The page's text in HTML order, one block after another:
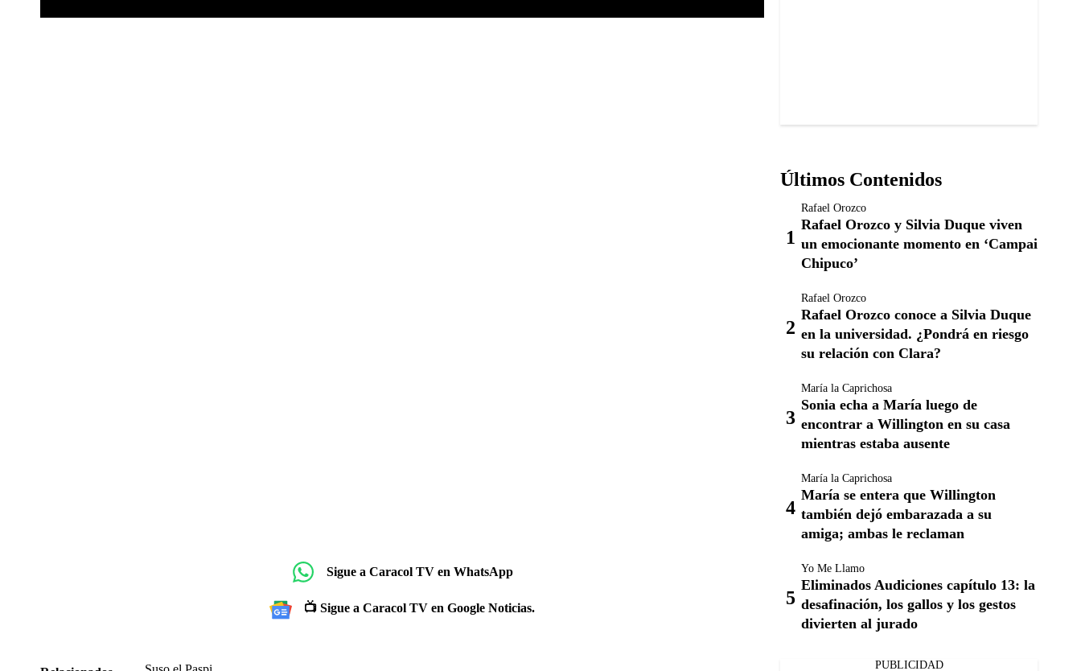
Sigue a Caracol TV en WhatsApp
📺 Sigue a Caracol TV en Google Noticias.
Últimos Contenidos
Rafael Orozco
Rafael Orozco y Silvia Duque viven
un emocionante momento en ‘Campai
Chipuco’
Rafael Orozco
Rafael Orozco conoce a Silvia Duque
en la universidad. ¿Pondrá en riesgo
su relación con Clara?
María la Caprichosa
Sonia echa a María luego de
encontrar a Willington en su casa
mientras estaba ausente
María la Caprichosa
María se entera que Willington
también dejó embarazada a su
amiga; ambas le reclaman
Yo Me Llamo
Eliminados Audiciones capítulo 13: la
desafinación, los gallos y los gestos
divierten al jurado
PUBLICIDAD